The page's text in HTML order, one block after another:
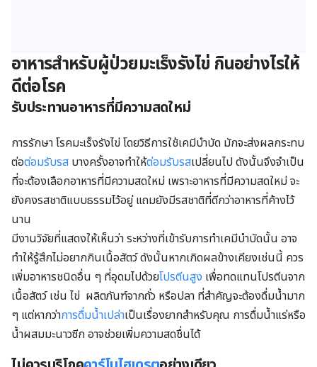
อาหารสำหรับผู้ป่วยมะเร็งรังไข่ กินอย่างไรให้
ดีต่อโรค
รับประทานอาหารที่มีความสดใหม่
การรักษา โรคมะเร็งรังไข่ โดยวิธีการใช้เคมีบำบัด มักจะส่งผลกระทบ
ต่อต่อมรับรส บางครั้งอาจทำให้ต่อมรับรสเปลี่ยนไป ดังนั้นจึงจำเป็น
ที่จะต้องเลือกอาหารที่มีความสดใหม่ เพราะอาหารที่มีความสดใหม่ จะ
ยังคงรสชาติแบบธรรมไว้อยู่ แถมยังมีรสชาติที่ดีกว่าอาหารที่ค้างไว้
นาน
มีงานวิจัยที่แสดงให้เห็นว่า ระหว่างที่เข้ารับการทำเคมีบำบัดนั้น อาจ
ทำให้รู้สึกไม่อยากกินเนื้อสัตว์ ดังนั้นหากเกิดผลข้างเคียงเช่นนี้ ควร
เพิ่มอาหารชนิดอื่น ๆ ที่อุดมไปด้วยโปรตีนสูง เพื่อทดแทนโปรตีนจาก
เนื้อสัตว์ เช่น ไข่ ผลิตภันฑ์จากถั่ว หรือปลา ที่สำคัญจะต้องดื่มน้ำมาก
ๆ แต่หากว่าการดื่มน้ำเปล่าเป็นเรื่องยากสำหรับคุณ การดื่มน้ำแร่หรือ
น้ำผสมมะนาวซีก อาจช่วยเพิ่มความสดชื่นได้